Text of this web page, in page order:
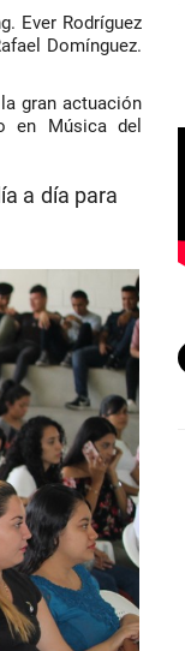
Ever Rodríguez
Domínguez.
gran actuación
en Música del
a día para